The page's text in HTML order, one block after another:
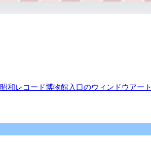
昭和レコード博物館入口のウィンドウアート